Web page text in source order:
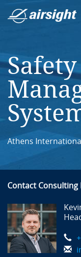
Safety
Athens
Contact